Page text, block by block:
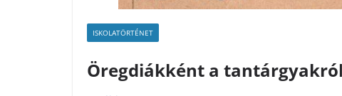
ISKOLATÖRTÉNET
Öregdiákként a